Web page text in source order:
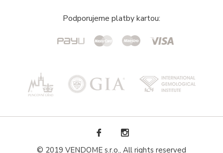
Podporujeme platby kartou:
© 2019 VENDOME s.r.o., All rights reserved